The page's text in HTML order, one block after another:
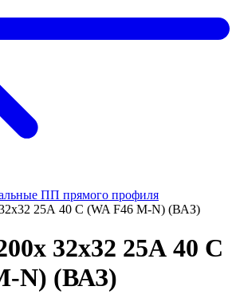
ПП прямого профиля
25А 40 С (WA F46 M-N) (ВАЗ)
32х32 25А 40 С
N) (ВАЗ)